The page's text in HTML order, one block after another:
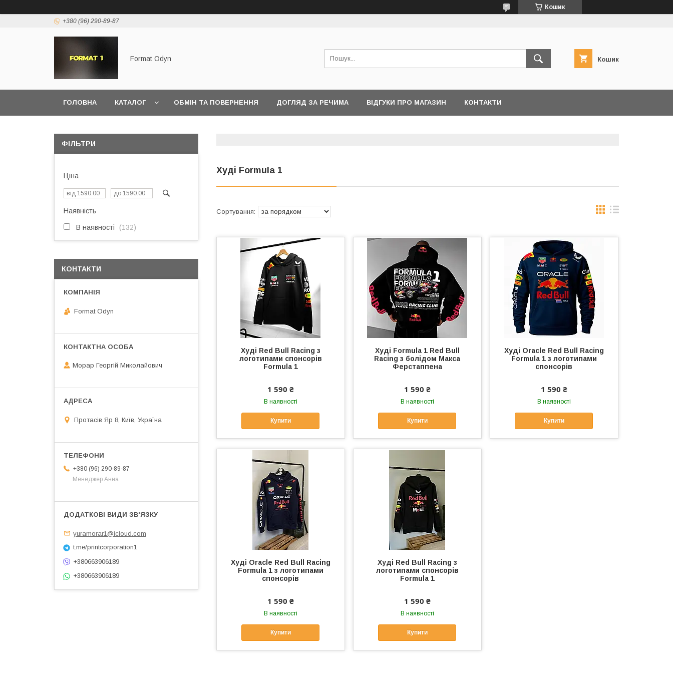
Кошик
+380 (96) 290-89-87
Format Odyn Кошик
ГОЛОВНА КАТАЛОГ ОБМІН ТА ПОВЕРНЕННЯ ДОГЛЯД ЗА РЕЧИМА ВІДГУКИ ПРО МАГАЗИН КОНТАКТИ
Худі Formula 1
Худі Red Bull Racing з
логотипами спонсорів
Formula 1
1 590 ₴
В наявності
Купити
Худі Formula 1 Red Bull
Racing з болідом Макса
Ферстаппена
1 590 ₴
В наявності
Купити
Худі Oracle Red Bull Racing
Formula 1 з логотипами
спонсорів
1 590 ₴
В наявності
Купити
Худі Oracle Red Bull Racing
Formula 1 з логотипами
спонсорів
1 590 ₴
В наявності
Купити
Худі Red Bull Racing з
логотипами спонсорів
Formula 1
1 590 ₴
В наявності
Купити
ФІЛЬТРИ
Ціна
Наявність
В наявності 132
КОНТАКТИ
Format Odyn
Морар Георгій Миколайович
Протасів Яр 8, Київ, Україна
+380 (96) 290-89-87
Менеджер Анна
yuramorar1@icloud.com
t.me/printcorporation1
+380663906189
+380663906189